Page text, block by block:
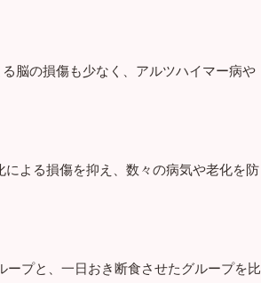
脳の損傷も少なく、アルツハイマー病や
よる損傷を抑え、数々の病気や老化を防
ープと、一日おき断食させたグループを比